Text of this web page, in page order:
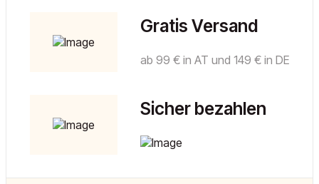
Gratis Versand
ab 99 € in AT und 149 € in DE
Sicher bezahlen